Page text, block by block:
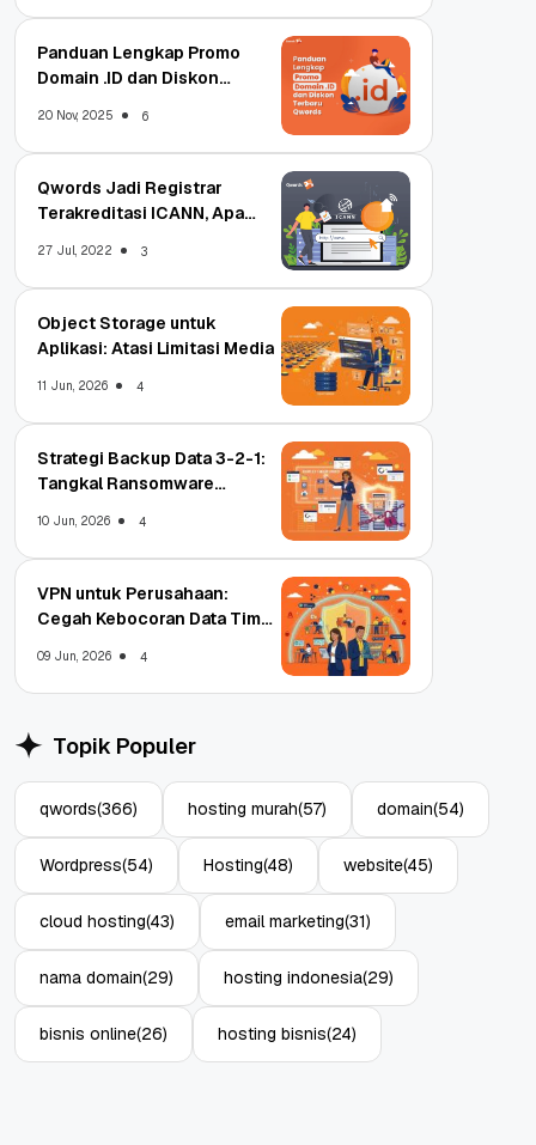
Panduan Lengkap Promo
Domain .ID dan Diskon
20 Nov, 2025 6
Qwords Jadi Registrar
Terakreditasi ICANN, Apa
27 Jul, 2022 3
Object Storage untuk
Aplikasi: Atasi Limitasi Media
11 Jun, 2026 4
Strategi Backup Data 3-2-1:
Tangkal Ransomware
10 Jun, 2026 4
VPN untuk Perusahaan:
Cegah Kebocoran Data Tim
09 Jun, 2026 4
Topik Populer
qwords(366) hosting murah(57) domain(54)
Wordpress(54) Hosting(48) website(45)
cloud hosting(43) email marketing(31)
nama domain(29) hosting indonesia(29)
bisnis online(26) hosting bisnis(24)